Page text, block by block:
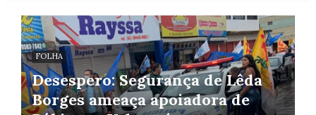
FOLHA
Desespero: Segurança de Lêda
Borges ameaça apoiadora de